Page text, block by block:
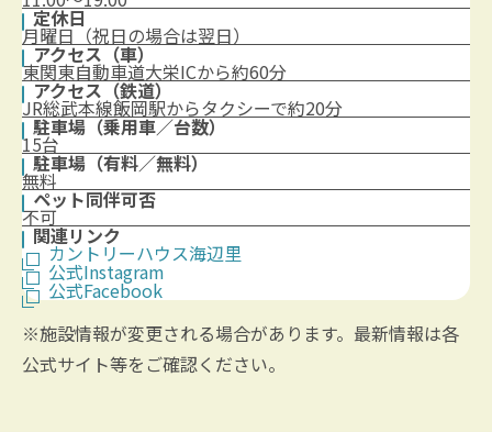
定休日
月曜日（祝日の場合は翌日）
アクセス（車）
東関東自動車道大栄ICから約60分
アクセス（鉄道）
JR総武本線飯岡駅からタクシーで約20分
駐車場（乗用車／台数）
15台
駐車場（有料／無料）
無料
ペット同伴可否
不可
関連リンク
カントリーハウス海辺里
公式Instagram
公式Facebook
※施設情報が変更される場合があります。最新情報は各
公式サイト等をご確認ください。